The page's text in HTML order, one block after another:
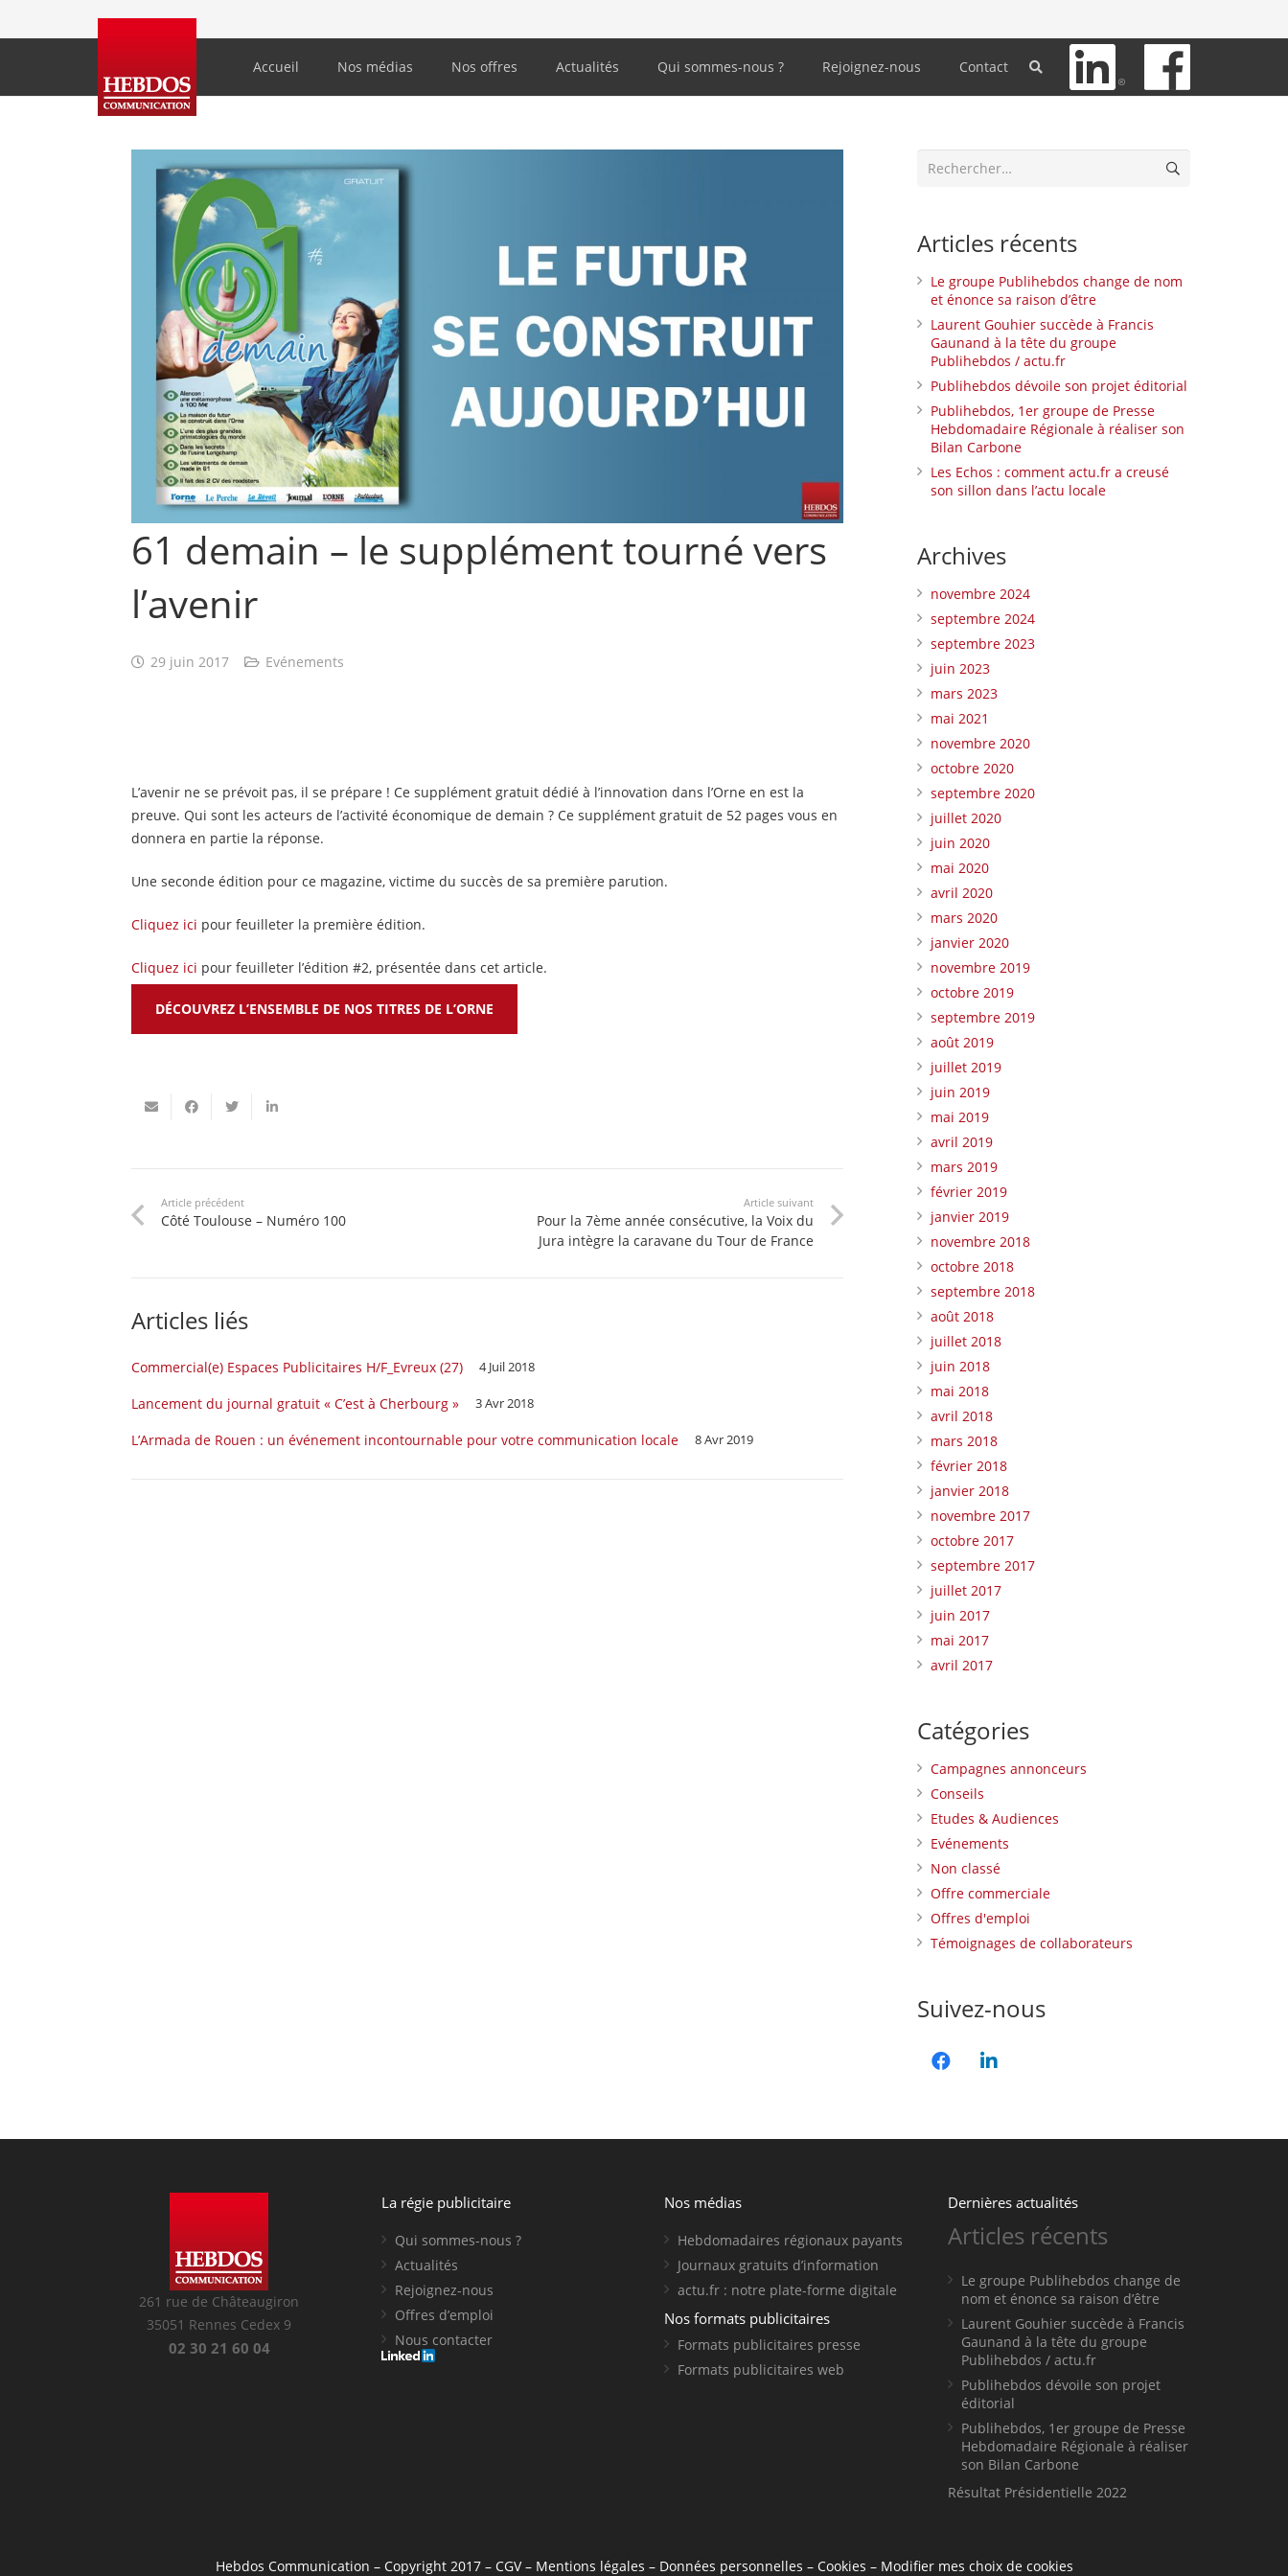
Accueil Nos médias Nos offres Actualités Qui sommes-nous ? Rejoignez-nous Contact
61 demain – le supplément tourné vers
l’avenir
29 juin 2017 Evénements
L’avenir ne se prévoit pas, il se prépare ! Ce supplément gratuit dédié à l’innovation dans l’Orne en est la
preuve. Qui sont les acteurs de l’activité économique de demain ? Ce supplément gratuit de 52 pages vous en
donnera en partie la réponse.
Une seconde édition pour ce magazine, victime du succès de sa première parution.
Cliquez ici pour feuilleter la première édition.
Cliquez ici pour feuilleter l’édition #2, présentée dans cet article.
DÉCOUVREZ L’ENSEMBLE DE NOS TITRES DE L’ORNE
Article précédent
Côté Toulouse – Numéro 100
Article suivant
Pour la 7ème année consécutive, la Voix du
Jura intègre la caravane du Tour de France
Articles liés
Commercial(e) Espaces Publicitaires H/F_Evreux (27) 4 Juil 2018
Lancement du journal gratuit « C’est à Cherbourg » 3 Avr 2018
L’Armada de Rouen : un événement incontournable pour votre communication locale 8 Avr 2019
Rechercher :
Articles récents
Le groupe Publihebdos change de nom
et énonce sa raison d’être
Laurent Gouhier succède à Francis
Gaunand à la tête du groupe
Publihebdos / actu.fr
Publihebdos dévoile son projet éditorial
Publihebdos, 1er groupe de Presse
Hebdomadaire Régionale à réaliser son
Bilan Carbone
Les Echos : comment actu.fr a creusé
son sillon dans l’actu locale
Archives
novembre 2024
septembre 2024
septembre 2023
juin 2023
mars 2023
mai 2021
novembre 2020
octobre 2020
septembre 2020
juillet 2020
juin 2020
mai 2020
avril 2020
mars 2020
janvier 2020
novembre 2019
octobre 2019
septembre 2019
août 2019
juillet 2019
juin 2019
mai 2019
avril 2019
mars 2019
février 2019
janvier 2019
novembre 2018
octobre 2018
septembre 2018
août 2018
juillet 2018
juin 2018
mai 2018
avril 2018
mars 2018
février 2018
janvier 2018
novembre 2017
octobre 2017
septembre 2017
juillet 2017
juin 2017
mai 2017
avril 2017
Catégories
Campagnes annonceurs
Conseils
Etudes & Audiences
Evénements
Non classé
Offre commerciale
Offres d'emploi
Témoignages de collaborateurs
Suivez-nous
261 rue de Châteaugiron
35051 Rennes Cedex 9
02 30 21 60 04
La régie publicitaire
Qui sommes-nous ?
Actualités
Rejoignez-nous
Offres d’emploi
Nous contacter
Nos médias
Hebdomadaires régionaux payants
Journaux gratuits d’information
actu.fr : notre plate-forme digitale
Nos formats publicitaires
Formats publicitaires presse
Formats publicitaires web
Dernières actualités
Articles récents
Le groupe Publihebdos change de
nom et énonce sa raison d’être
Laurent Gouhier succède à Francis
Gaunand à la tête du groupe
Publihebdos / actu.fr
Publihebdos dévoile son projet
éditorial
Publihebdos, 1er groupe de Presse
Hebdomadaire Régionale à réaliser
son Bilan Carbone
Résultat Présidentielle 2022
Hebdos Communication – Copyright 2017 – CGV– Mentions légales – Données personnelles – Cookies – Modifier mes choix de cookies